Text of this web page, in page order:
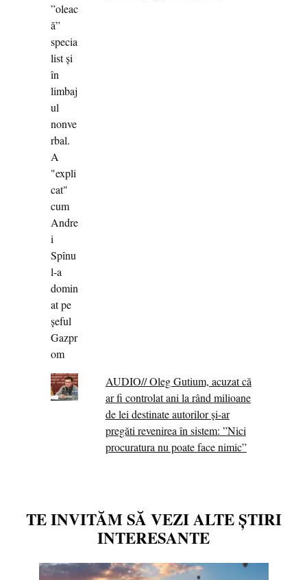
AUDIO// Oleg Gutium, acuzat că
ar fi controlat ani la rând milioane
de lei destinate autorilor și-ar
pregăti revenirea în sistem: ”Nici
procuratura nu poate face nimic”
TE INVITĂM SĂ VEZI ALTE ȘTIRI
INTERESANTE